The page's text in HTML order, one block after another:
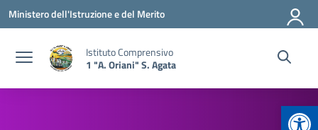
Vai ai contenuti
Vai al menu di navigazione
Vai al footer
Ministero dell'Istruzione e del Merito
Istituto Comprensivo
1 "A. Oriani" S. Agata